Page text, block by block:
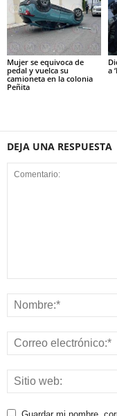
Mujer se equivoca de
pedal y vuelca su
camioneta en la colonia
Peñita
a
DEJA UNA RESPUESTA